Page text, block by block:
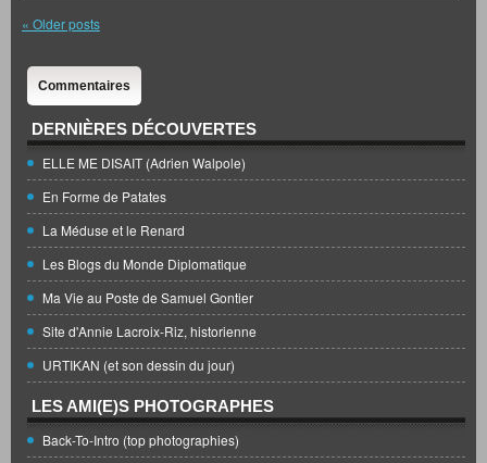
« Older posts
Commentaires
DERNIÈRES DÉCOUVERTES
ELLE ME DISAIT (Adrien Walpole)
En Forme de Patates
La Méduse et le Renard
Les Blogs du Monde Diplomatique
Ma Vie au Poste de Samuel Gontier
Site d'Annie Lacroix-Riz, historienne
URTIKAN (et son dessin du jour)
LES AMI(E)S PHOTOGRAPHES
Back-To-Intro (top photographies)